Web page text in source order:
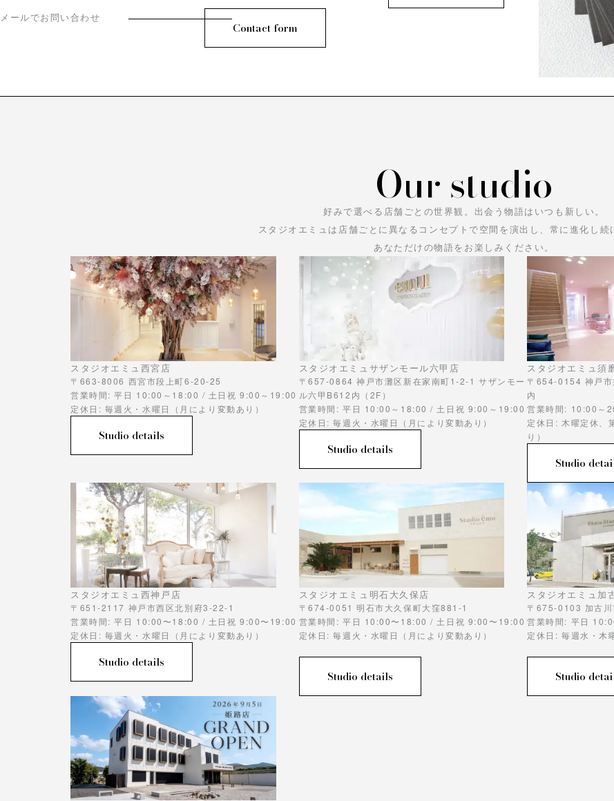
メールでお問い合わせ
Contact form
Our studio
好みで選べる店舗ごとの世界観。 出会う物語はいつも新しい。
スタジオエミュは店舗ごとに異なるコンセプトで空間を演出し、常に進化し続
あなただけの物語をお楽しみください。
スタジオエミュ西宮店
〒663-8006 西宮市段上町6-20-25
営業時間: 平日 10:00～18:00 / 土日祝 9:00～19:00
定休日: 毎週火・水曜日（月により変動あり）
Studio details
スタジオエミュサザンモール六甲店
〒657-0864 神戸市灘区新在家南町1-2-1 サザンモー
ル六甲B612内（2F）
営業時間: 平日 10:00～18:00 / 土日祝 9:00～19:00
定休日: 毎週火・水曜日（月により変動あり）
Studio details
スタジオエミュ須
〒654-0154 神戸市
内
営業時間: 10:00～
定休日: 木曜定休、
り）
Studio
スタジオエミュ西神戸店
〒651-2117 神戸市西区北別府3-22-1
営業時間: 平日 10:00〜18:00 / 土日祝 9:00〜19:00
定休日: 毎週火・水曜日（月により変動あり）
Studio details
スタジオエミュ明石大久保店
〒674-0051 明石市大久保町大窪881-1
営業時間: 平日 10:00〜18:00 / 土日祝 9:00〜19:00
定休日: 毎週火・水曜日（月により変動あり）
Studio details
スタジオエミュ加
〒675-0103 加古
営業時間: 平日
定休日: 毎週水・木
Studio